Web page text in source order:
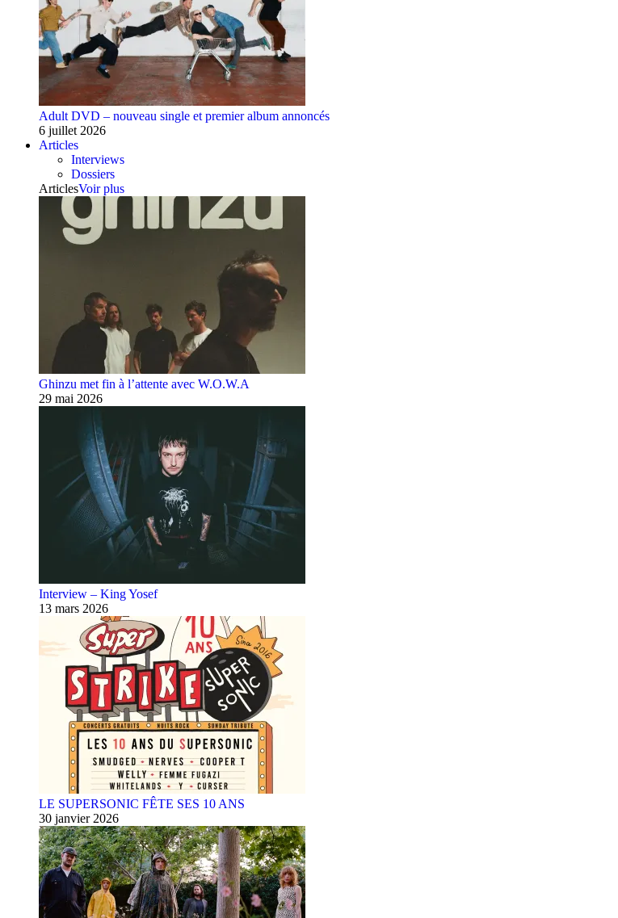
Adult DVD – nouveau single et premier album annoncés
6 juillet 2026
Articles
Interviews
Dossiers
ArticlesVoir plus
Ghinzu met fin à l’attente avec W.O.W.A
29 mai 2026
Interview – King Yosef
13 mars 2026
LE SUPERSONIC FÊTE SES 10 ANS
30 janvier 2026